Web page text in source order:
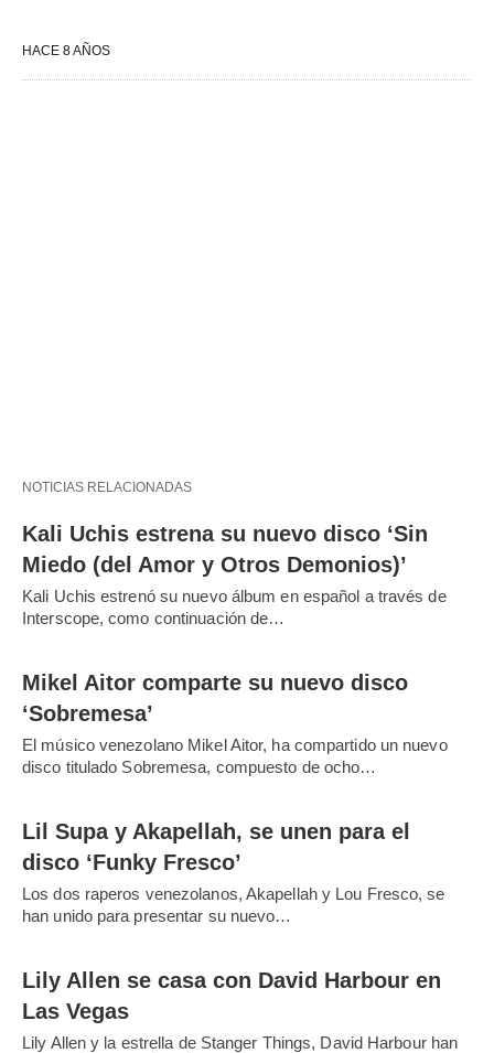
HACE 8 AÑOS
NOTICIAS RELACIONADAS
Kali Uchis estrena su nuevo disco ‘Sin
Miedo (del Amor y Otros Demonios)’
Kali Uchis estrenó su nuevo álbum en español a través de
Interscope, como continuación de…
Mikel Aitor comparte su nuevo disco
‘Sobremesa’
El músico venezolano Mikel Aitor, ha compartido un nuevo
disco titulado Sobremesa, compuesto de ocho…
Lil Supa y Akapellah, se unen para el
disco ‘Funky Fresco’
Los dos raperos venezolanos, Akapellah y Lou Fresco, se
han unido para presentar su nuevo…
Lily Allen se casa con David Harbour en
Las Vegas
Lily Allen y la estrella de Stanger Things, David Harbour han